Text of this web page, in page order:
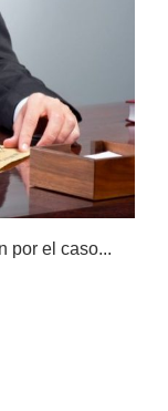
por el caso...